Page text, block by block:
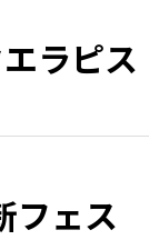
ラピス
ェス